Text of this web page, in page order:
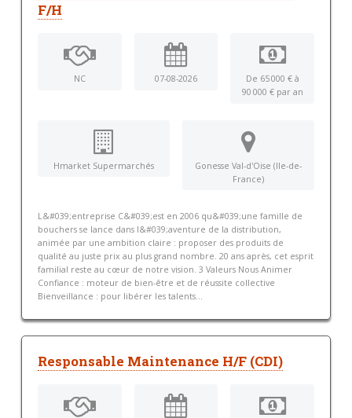
F/H
NC 07-08-2026
De 65 000 € à
90 000 € par an
Hmarket Supermarchés
Gonesse Val-d'Oise (Ile-de-
France)
L&#039;entreprise C&#039;est en 2006 qu&#039;une famille de
bouchers se lance dans l&#039;aventure de la distribution,
animée par une ambition claire : proposer des produits de
qualité au juste prix au plus grand nombre. 20 ans après, cet esprit
familial reste au cœur de notre vision. 3 Valeurs Nous Animer
Confiance : moteur de bien-être et de réussite collective
Bienveillance : pour libérer les talents...
Responsable Maintenance H/F (CDI)